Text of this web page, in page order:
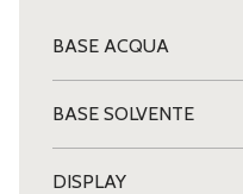
BASE ACQUA
BASE SOLVENTE
DISPLAY